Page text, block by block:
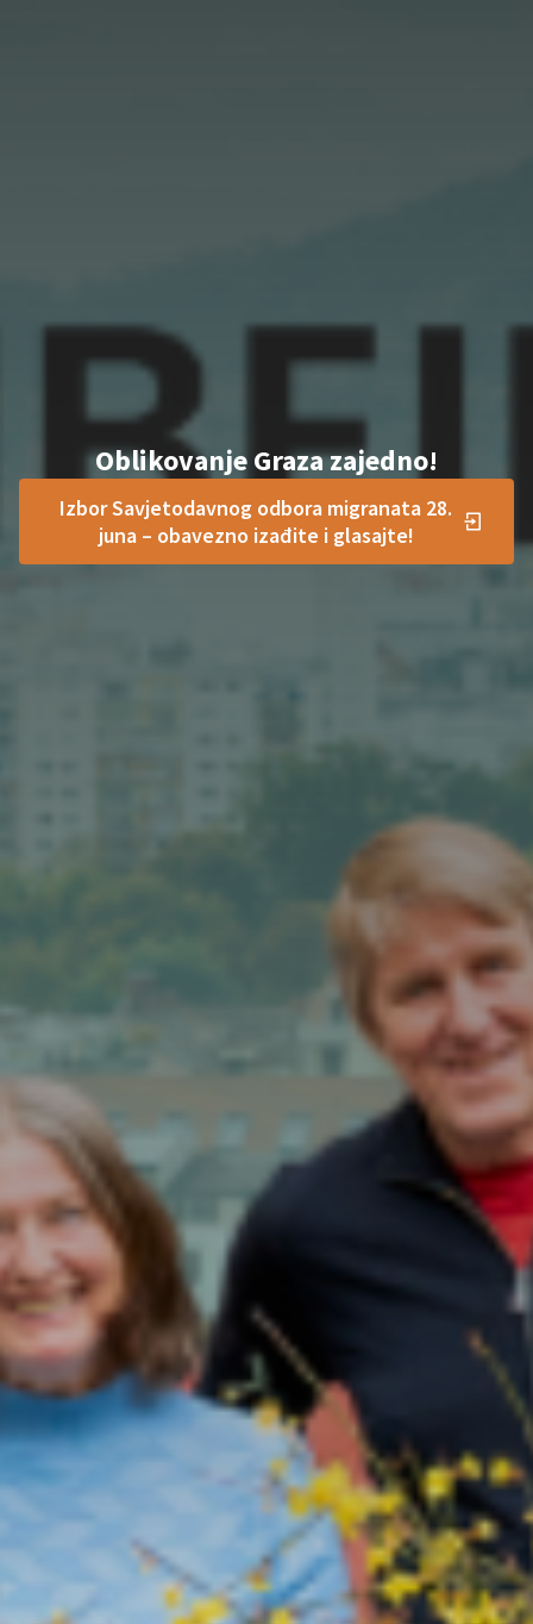
Oblikovanje Graza zajedno!
Izbor Savjetodavnog odbora migranata 28.
juna – obavezno izađite i glasajte!